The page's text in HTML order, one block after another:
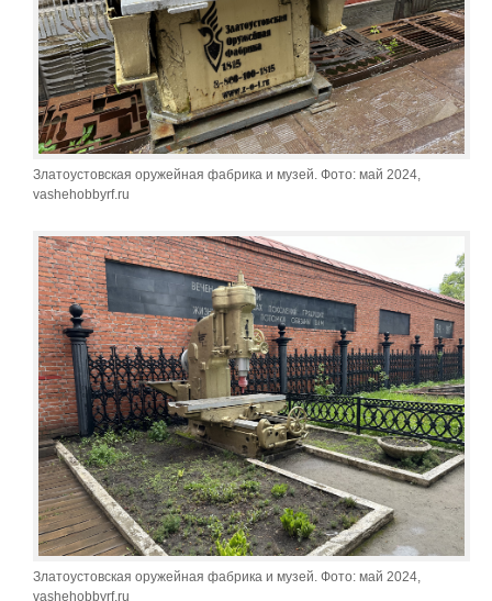
Златоустовская оружейная фабрика и музей. Фото: май 2024,
vashehobbyrf.ru
Златоустовская оружейная фабрика и музей. Фото: май 2024,
vashehobbyrf.ru